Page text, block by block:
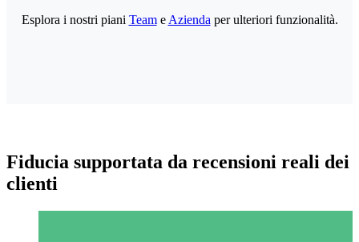
Esplora i nostri piani Teame Azienda per ulteriori funzionalità.
Fiducia supportata da recensioni reali dei
clienti